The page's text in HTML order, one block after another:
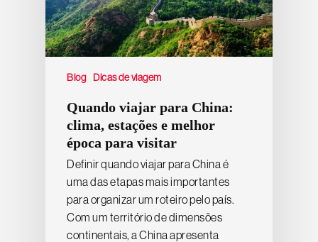
Blog Dicas de viagem
Quando viajar para China:
clima, estações e melhor
época para visitar
Definir quando viajar para China é
uma das etapas mais importantes
para organizar um roteiro pelo país.
Com um território de dimensões
continentais, a China apresenta